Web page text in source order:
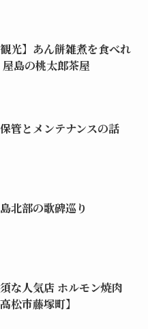
観光】あん餅雑煮を食べれ
屋島の桃太郎茶屋
管とメンテナンスの話
北部の歌碑巡り
な人気店 ホルモン焼肉
松市藤塚町】